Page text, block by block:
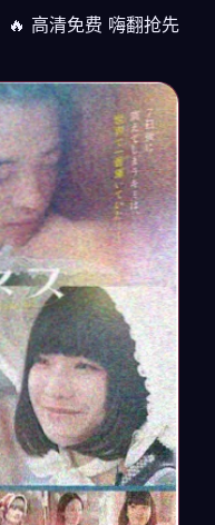
🔥 高清免费 嗨翻抢先